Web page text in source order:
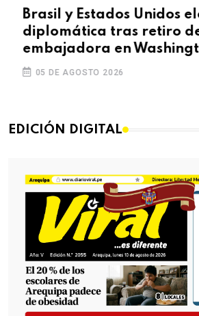
Brasil y Estados Unidos
diplomática tras retiro de
embajadora en
05 DE AGOSTO 2026
EDICIÓN DIGITAL